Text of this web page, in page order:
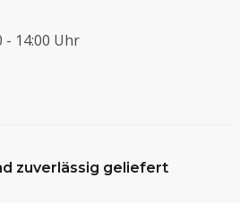
- 14:00 Uhr
zuverlässig geliefert